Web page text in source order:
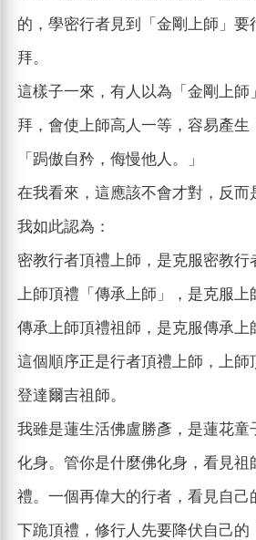
的，學密行者見到「金剛上師」要
拜。
這樣子一來，有人以為「金剛上師
拜，會使上師高人一等，容易產生
「跼傲自矜，侮慢他人。」
在我看來，這應該不會才對，反而
我如此認為：
密教行者頂禮上師，是克服密教行
上師頂禮「傳承上師」，是克服上
傳承上師頂禮祖師，是克服傳承上
這個順序正是行者頂禮上師，上師
登達爾吉祖師。
我雖是蓮生活佛盧勝彥，是蓮花童
化身。管你是什麼佛化身，看見祖
禮。一個再偉大的行者，看見自己
下跪頂禮，修行人先要降伏自己的